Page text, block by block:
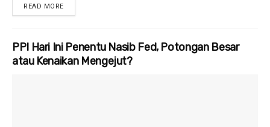
READ MORE
PPI Hari Ini Penentu Nasib Fed, Potongan Besar
atau Kenaikan Mengejut?